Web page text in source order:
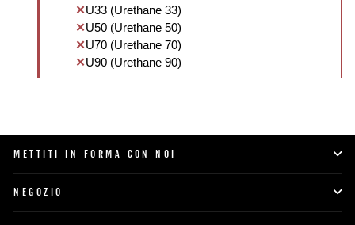
U33 (Urethane 33)
U50 (Urethane 50)
U70 (Urethane 70)
U90 (Urethane 90)
METTITI IN FORMA CON NOI
NEGOZIO